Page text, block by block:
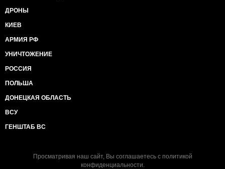
ДРОНЫ
КИЕВ
АРМИЯ РФ
УНИЧТОЖЕНИЕ
РОССИЯ
ПОЛЬША
ДОНЕЦКАЯ ОБЛАСТЬ
ВСУ
ГЕНШТАБ ВС
Просматривая наш сайт, Вы соглашаетесь с политикой
конфиденциальности.